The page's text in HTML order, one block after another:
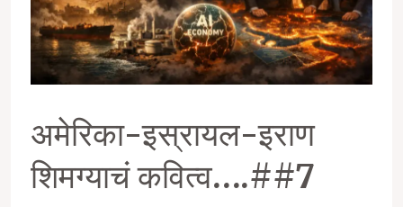
अमेरिका-इस्रायल-इराण
शिमग्याचं कवित्व….##7